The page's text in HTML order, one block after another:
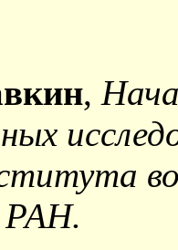
,
РАН.